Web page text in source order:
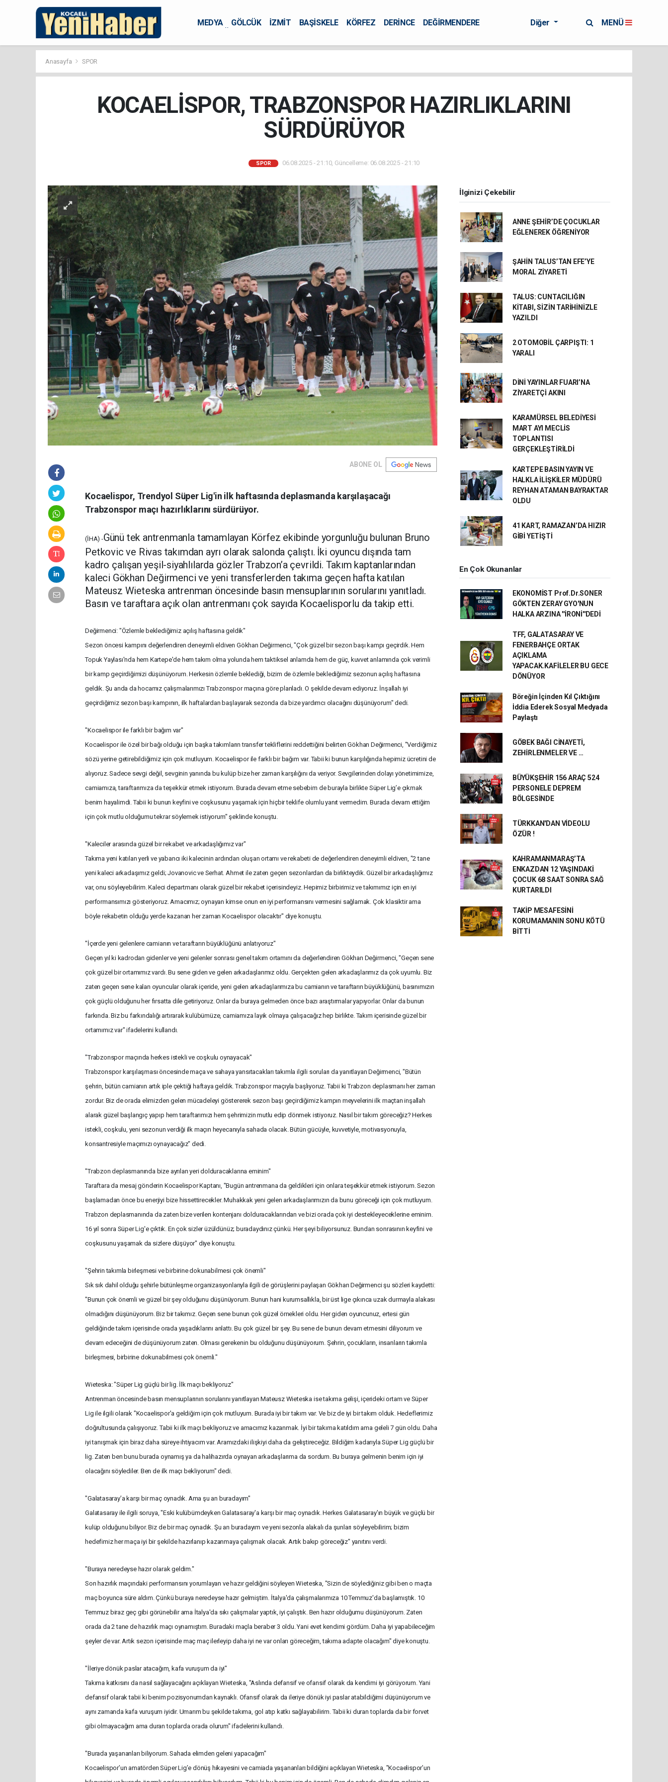
MEDYA GÖLCÜK İZMİT BAŞİSKELE KÖRFEZ DERİNCE
DEĞİRMENDERE
Diğer MENÜ
Anasayfa SPOR
KOCAELİSPOR, TRABZONSPOR HAZIRLIKLARINI
SÜRDÜRÜYOR
SPOR 06.08.2025 - 21:10, Güncelleme: 06.08.2025 - 21:10
ABONE OL
Kocaelispor, Trendyol Süper Lig'in ilk haftasında deplasmanda karşılaşacağı
Trabzonspor maçı hazırlıklarını sürdürüyor.
(İHA) -Günü tek antrenmanla tamamlayan Körfez ekibinde yorgunluğu bulunan Bruno
Petkovic ve Rivas takımdan ayrı olarak salonda çalıştı. İki oyuncu dışında tam
kadro çalışan yeşil-siyahlılarda gözler Trabzon’a çevrildi. Takım kaptanlarından
kaleci Gökhan Değirmenci ve yeni transferlerden takıma geçen hafta katılan
Mateusz Wieteska antrenman öncesinde basın mensuplarının sorularını yanıtladı.
Basın ve taraftara açık olan antrenmanı çok sayıda Kocaelisporlu da takip etti.
Değirmenci: "Özlemle beklediğimiz açılış haftasına geldik"
Sezon öncesi kampını değerlendiren deneyimli eldiven Gökhan Değirmenci, "Çok güzel bir sezon başı kampı geçirdik. Hem
Topuk Yaylası'nda hem Kartepe'de hem takım olma yolunda hem taktiksel anlamda hem de güç, kuvvet anlamında çok verimli
bir kamp geçirdiğimizi düşünüyorum. Herkesin özlemle beklediği, bizim de özlemle beklediğimiz sezonun açılış haftasına
geldik. Şu anda da hocamız çalışmalarımızı Trabzonspor maçına göre planladı. O şekilde devam ediyoruz. İnşallah iyi
geçirdiğimiz sezon başı kampının, ilk haftalardan başlayarak sezonda da bize yardımcı olacağını düşünüyorum" dedi.
"Kocaelispor ile farklı bir bağım var"
Kocaelispor ile özel bir bağı olduğu için başka takımların transfer tekliflerini reddettiğini belirten Gökhan Değirmenci, "Verdiğimiz
sözü yerine getirebildiğimiz için çok mutluyum. Kocaelispor ile farklı bir bağım var. Tabii ki bunun karşılığında hepimiz ücretini de
alıyoruz. Sadece sevgi değil, sevginin yanında bu kulüp bize her zaman karşılığını da veriyor. Sevgilerinden dolayı yönetimimize,
camiamıza, taraftarımıza da teşekkür etmek istiyorum. Burada devam etme sebebim de burayla birlikte Süper Lig’e çıkmak
benim hayalimdi. Tabii ki bunun keyfini ve coşkusunu yaşamak için hiçbir teklife olumlu yanıt vermedim. Burada devam ettiğim
için çok mutlu olduğumu tekrar söylemek istiyorum" şeklinde konuştu.
"Kaleciler arasında güzel bir rekabet ve arkadaşlığımız var"
Takıma yeni katılan yerli ve yabancı iki kalecinin ardından oluşan ortamı ve rekabeti de değerlendiren deneyimli eldiven, "2 tane
yeni kaleci arkadaşımız geldi; Jovanovic ve Serhat. Ahmet ile zaten geçen sezonlardan da birlikteydik. Güzel bir arkadaşlığımız
var, onu söyleyebilirim. Kaleci departmanı olarak güzel bir rekabet içerisindeyiz. Hepimiz birbirimiz ve takımımız için en iyi
performansımızı gösteriyoruz. Amacımız; oynayan kimse onun en iyi performansını vermesini sağlamak. Çok klasiktir ama
böyle rekabetin olduğu yerde kazanan her zaman Kocaelispor olacaktır" diye konuştu.
"İçerde yeni gelenlere camianın ve taraftarın büyüklüğünü anlatıyoruz"
Geçen yıl ki kadrodan gidenler ve yeni gelenler sonrası genel takım ortamını da değerlendiren Gökhan Değirmenci, "Geçen sene
çok güzel bir ortamımız vardı. Bu sene giden ve gelen arkadaşlarımız oldu. Gerçekten gelen arkadaşlarımız da çok uyumlu. Biz
zaten geçen sene kalan oyuncular olarak içeride, yeni gelen arkadaşlarımıza bu camianın ve taraftarın büyüklüğünü, basınımızın
çok güçlü olduğunu her fırsatta dile getiriyoruz. Onlar da buraya gelmeden önce bazı araştırmalar yapıyorlar. Onlar da bunun
farkında. Biz bu farkındalığı artırarak kulübümüze, camiamıza layık olmaya çalışacağız hep birlikte. Takım içerisinde güzel bir
ortamımız var" ifadelerini kullandı.
"Trabzonspor maçında herkes istekli ve coşkulu oynayacak"
Trabzonspor karşılaşması öncesinde maça ve sahaya yansıtacakları takımla ilgili soruları da yanıtlayan Değirmenci, "Bütün
şehrin, bütün camianın artık iple çektiği haftaya geldik. Trabzonspor maçıyla başlıyoruz. Tabii ki Trabzon deplasmanı her zaman
zordur. Biz de orada elimizden gelen mücadeleyi göstererek sezon başı geçirdiğimiz kampın meyvelerini ilk maçtan inşallah
alarak güzel başlangıç yapıp hem taraftarımızı hem şehrimizin mutlu edip dönmek istiyoruz. Nasıl bir takım göreceğiz? Herkes
istekli, coşkulu, yeni sezonun verdiği ilk maçın heyecanıyla sahada olacak. Bütün gücüyle, kuvvetiyle, motivasyonuyla,
konsantresiyle maçımızı oynayacağız" dedi.
"Trabzon deplasmanında bize ayrılan yeri dolduracaklarına eminim"
Taraftara da mesaj gönderin Kocaelispor Kaptanı, "Bugün antrenmana da geldikleri için onlara teşekkür etmek istiyorum. Sezon
başlamadan önce bu enerjiyi bize hissettirecekler. Muhakkak yeni gelen arkadaşlarımızın da bunu göreceği için çok mutluyum.
Trabzon deplasmanında da zaten bize verilen kontenjanı dolduracaklarından ve bizi orada çok iyi destekleyeceklerine eminim.
16 yıl sonra Süper Lig'e çıktık. En çok sizler üzüldünüz; buradaydınız çünkü. Her şeyi biliyorsunuz. Bundan sonrasının keyfini ve
coşkusunu yaşamak da sizlere düşüyor" diye konuştu.
"Şehrin takımla birleşmesi ve birbirine dokunabilmesi çok önemli"
Sık sık dahil olduğu şehirle bütünleşme organizasyonlarıyla ilgili de görüşlerini paylaşan Gökhan Değirmenci şu sözleri kaydetti:
"Bunun çok önemli ve güzel bir şey olduğunu düşünüyorum. Bunun hani kurumsallıkla, bir üst lige çıkınca uzak durmayla alakası
olmadığını düşünüyorum. Biz bir takımız. Geçen sene bunun çok güzel örnekleri oldu. Her giden oyuncunuz, ertesi gün
geldiğinde takım içerisinde orada yaşadıklarını anlattı. Bu çok güzel bir şey. Bu sene de bunun devam etmesini diliyorum ve
devam edeceğini de düşünüyorum zaten. Olması gerekenin bu olduğunu düşünüyorum. Şehrin, çocukların, insanların takımla
birleşmesi, birbirine dokunabilmesi çok önemli."
Wieteska: "Süper Lig güçlü bir lig. İlk maçı bekliyoruz"
Antrenman öncesinde basın mensuplarının sorularını yanıtlayan Mateusz Wieteska ise takıma gelişi, içerideki ortam ve Süper
Lig ile ilgili olarak "Kocaelispor'a geldiğim için çok mutluyum. Burada iyi bir takım var. Ve biz de iyi bir takım olduk. Hedeflerimiz
doğrultusunda çalışıyoruz. Tabii ki ilk maçı bekliyoruz ve amacımız kazanmak. İyi bir takıma katıldım ama geleli 7 gün oldu. Daha
iyi tanışmak için biraz daha süreye ihtiyacım var. Aramızdaki ilişkiyi daha da geliştireceğiz. Bildiğim kadarıyla Süper Lig güçlü bir
lig. Zaten ben bunu burada oynamış ya da halihazırda oynayan arkadaşlarıma da sordum. Bu buraya gelmenin benim için iyi
olacağını söylediler. Ben de ilk maçı bekliyorum" dedi.
"Galatasaray’a karşı bir maç oynadık. Ama şu an buradayım"
Galatasaray ile ilgili soruya, "Eski kulübümdeyken Galatasaray'a karşı bir maç oynadık. Herkes Galatasaray'ın büyük ve güçlü bir
kulüp olduğunu biliyor. Biz de bir maç oynadık. Şu an buradayım ve yeni sezonla alakalı da şunları söyleyebilirim; bizim
hedefimiz her maça iyi bir şekilde hazırlanıp kazanmaya çalışmak olacak. Artık bakıp göreceğiz" yanıtını verdi.
"Buraya neredeyse hazır olarak geldim."
Son hazırlık maçındaki performansını yorumlayan ve hazır geldiğini söyleyen Wieteska, "Sizin de söylediğiniz gibi ben o maçta
maç boyunca süre aldım. Çünkü buraya neredeyse hazır gelmiştim. İtalya'da çalışmalarımıza 10 Temmuz'da başlamıştık. 10
Temmuz biraz geç gibi görünebilir ama İtalya'da sıkı çalışmalar yaptık, iyi çalıştık. Ben hazır olduğumu düşünüyorum. Zaten
orada da 2 tane de hazırlık maçı oynamıştım. Buradaki maçla beraber 3 oldu. Yani evet kendimi gördüm. Daha iyi yapabileceğim
şeyler de var. Artık sezon içerisinde maç maç ilerleyip daha iyi ne var onları göreceğim, takıma adapte olacağım" diye konuştu.
"İleriye dönük paslar atacağım, kafa vuruşum da iyi"
Takıma katkısını da nasıl sağlayacağını açıklayan Wieteska, "Aslında defansif ve ofansif olarak da kendimi iyi görüyorum. Yani
defansif olarak tabii ki benim pozisyonumdan kaynaklı. Ofansif olarak da ileriye dönük iyi paslar atabildiğimi düşünüyorum ve
aynı zamanda kafa vuruşum iyidir. Umarım bu şekilde takıma, gol atıp katkı sağlayabilirim. Tabii ki duran toplarda da bir forvet
gibi olmayacağım ama duran toplarda orada olurum" ifadelerini kullandı.
"Burada yaşananları biliyorum. Sahada elimden geleni yapacağım"
Kocaelispor’un amatörden Süper Lig’e dönüş hikayesini ve camiada yaşananları bildiğini açıklayan Wieteska, "Kocaelispor’un
İlginizi Çekebilir
ANNE ŞEHİR’DE ÇOCUKLAR
EĞLENEREK ÖĞRENİYOR
ŞAHİN TALUS’TAN EFE’YE
MORAL ZİYARETİ
TALUS: CUNTACILIĞIN
KİTABI, SİZİN TARİHİNİZLE
YAZILDI
2 OTOMOBİL ÇARPIŞTI: 1
YARALI
DİNİ YAYINLAR FUARI’NA
ZİYARETÇİ AKINI
KARAMÜRSEL BELEDİYESİ
MART AYI MECLİS
TOPLANTISI
GERÇEKLEŞTİRİLDİ
KARTEPE BASIN YAYIN VE
HALKLA İLİŞKİLER MÜDÜRÜ
REYHAN ATAMAN BAYRAKTAR
OLDU
41 KART, RAMAZAN’DA HIZIR
GİBİ YETİŞTİ
En Çok Okunanlar
EKONOMİST Prof.Dr.SONER
GÖKTEN ZERAY GYO'NUN
HALKA ARZINA ''İRONİ''DEDİ
TFF, GALATASARAY VE
FENERBAHÇE ORTAK
AÇIKLAMA
YAPACAK.KAFİLELER BU GECE
DÖNÜYOR
Böreğin İçinden Kıl Çıktığını
İddia Ederek Sosyal Medyada
Paylaştı
GÖBEK BAĞI CİNAYETİ,
ZEHİRLENMELER VE …
BÜYÜKŞEHİR 156 ARAÇ 524
PERSONELE DEPREM
BÖLGESİNDE
TÜRKKAN'DAN VİDEOLU
ÖZÜR !
KAHRAMANMARAŞ’TA
ENKAZDAN 12 YAŞINDAKİ
ÇOCUK 68 SAAT SONRA SAĞ
KURTARILDI
TAKİP MESAFESİNİ
KORUMAMANIN SONU KÖTÜ
BİTTİ